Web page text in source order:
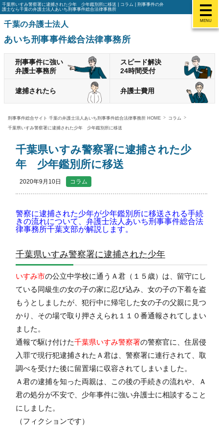
MENU
千葉県いすみ警察署に逮捕された少年 少年鑑別所に移送 | コラム | 刑事事件の弁
護士なら千葉の弁護士法人あいち刑事事件総合法律事務所
千葉の弁護士法人
あいち刑事事件総合法律事務所
刑事事件に強い
弁護士事務所
スピード解決
24時間受付
逮捕されたら 弁護士費用
刑事事件総合サイト 千葉の弁護士法人あいち刑事事件総合法律事務所 HOME
コラム
千葉県いすみ警察署に逮捕された少年 少年鑑別所に移送
千葉県いすみ警察署に逮捕された少
年 少年鑑別所に移送
2020年9月10日 コラム
警察に逮捕された少年が少年鑑別所に移送される手続
きの流れについて、弁護士法人あいち刑事事件総合法
律事務所千葉支部が解説します。
千葉県いすみ警察署に逮捕された少年
いすみ市の公立中学校に通うＡ君（１５歳）は、留守にし
ている同級生の女の子の家に忍び込み、女の子の下着を盗
もうとしましたが、犯行中に帰宅した女の子の父親に見つ
かり、その場で取り押さえられ１１０番通報されてしまい
ました。
通報で駆け付けた千葉県いすみ警察署の警察官に、住居侵
入罪で現行犯逮捕されたＡ君は、警察署に連行されて、取
調べを受けた後に留置場に収容されてしまいました。
Ａ君の逮捕を知った両親は、この後の手続きの流れや、Ａ
君の処分が不安で、少年事件に強い弁護士に相談すること
にしました。
（フィクションです）